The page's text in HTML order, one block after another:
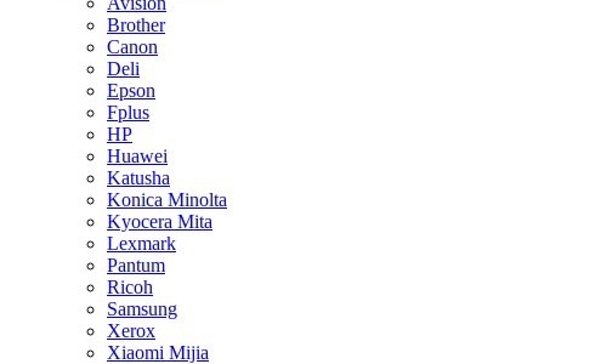
Brother
Canon
Deli
Epson
Fplus
HP
Huawei
Katusha
Konica Minolta
Kyocera Mita
Lexmark
Pantum
Ricoh
Samsung
Xerox
Xiaomi Mijia